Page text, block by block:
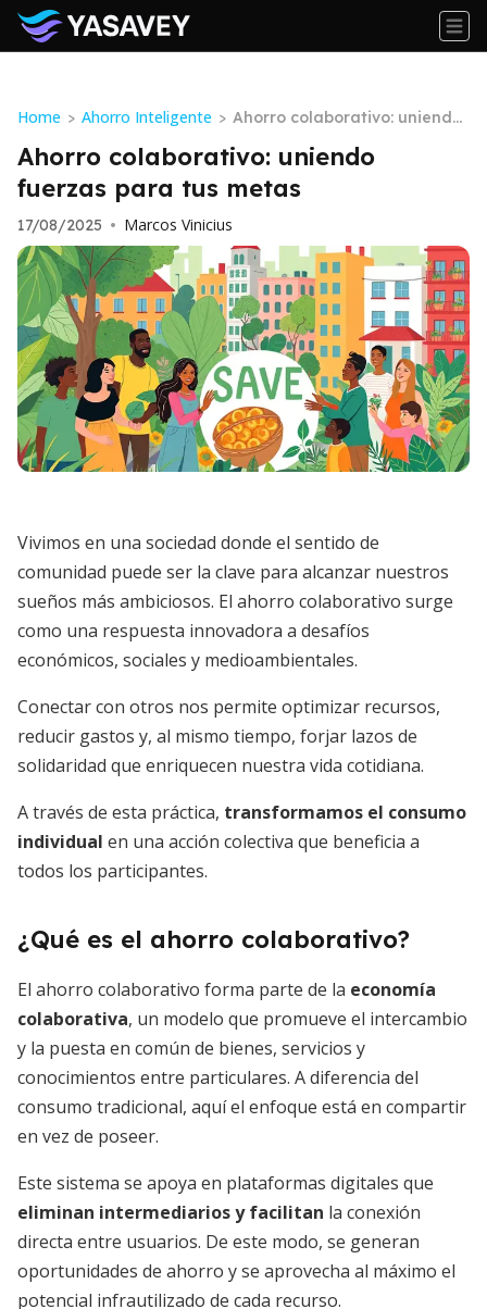
Home > Ahorro Inteligente > Ahorro colaborativo: uniendo
fuerzas para tus metas
Ahorro colaborativo: uniendo
fuerzas para tus metas
17/08/2025 • Marcos Vinicius
Vivimos en una sociedad donde el sentido de
comunidad puede ser la clave para alcanzar nuestros
sueños más ambiciosos. El ahorro colaborativo surge
como una respuesta innovadora a desafíos
económicos, sociales y medioambientales.
Conectar con otros nos permite optimizar recursos,
reducir gastos y, al mismo tiempo, forjar lazos de
solidaridad que enriquecen nuestra vida cotidiana.
A través de esta práctica, transformamos el consumo
individual en una acción colectiva que beneficia a
todos los participantes.
¿Qué es el ahorro colaborativo?
El ahorro colaborativo forma parte de la economía
colaborativa, un modelo que promueve el intercambio
y la puesta en común de bienes, servicios y
conocimientos entre particulares. A diferencia del
consumo tradicional, aquí el enfoque está en compartir
en vez de poseer.
Este sistema se apoya en plataformas digitales que
eliminan intermediarios y facilitan la conexión
directa entre usuarios. De este modo, se generan
oportunidades de ahorro y se aprovecha al máximo el
potencial infrautilizado de cada recurso.